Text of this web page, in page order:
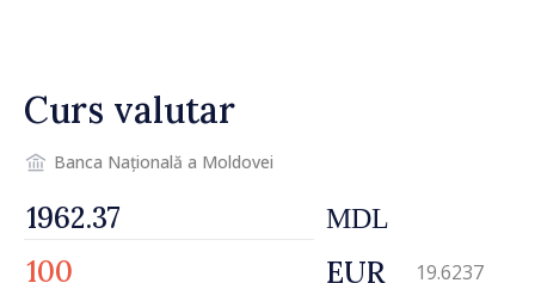
Curs valutar
Banca Națională a Moldovei
MDL
EUR 19.6237